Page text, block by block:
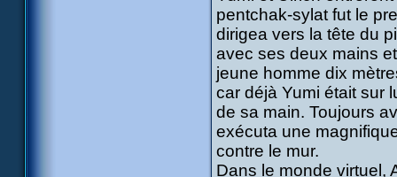
pentchak-sylat fut le
dirigea vers la tête du
avec ses deux mains
jeune homme dix
car déjà Yumi était sur
de sa main. Toujours
exécuta une
contre le mur.
Dans le monde virtuel,